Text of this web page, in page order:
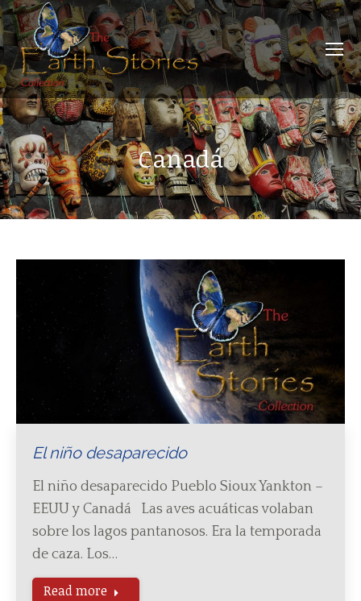
Canadá
El niño desaparecido
El niño desaparecido Pueblo Sioux Yankton –
EEUU y Canadá Las aves acuáticas volaban
sobre los lagos pantanosos. Era la temporada
de caza. Los…
Read more